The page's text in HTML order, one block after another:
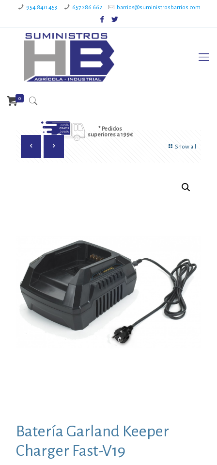
954 840 453 657 286 662 barrios@suministrosbarrios.com
* Pedidos
superiores a 199€
0
Show all
Batería Garland Keeper
Charger Fast-V19